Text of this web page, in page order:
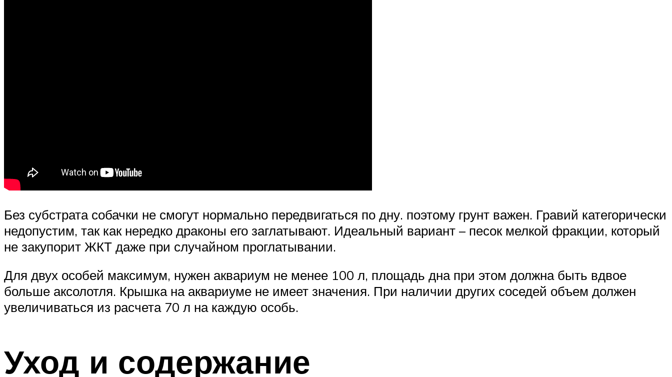
Без субстрата собачки не смогут нормально передвигаться по дну. поэтому грунт важен. Гравий категорически
недопустим, так как нередко драконы его заглатывают. Идеальный вариант – песок мелкой фракции, который
не закупорит ЖКТ даже при случайном проглатывании.
Для двух особей максимум, нужен аквариум не менее 100 л, площадь дна при этом должна быть вдвое
больше аксолотля. Крышка на аквариуме не имеет значения. При наличии других соседей объем должен
увеличиваться из расчета 70 л на каждую особь.
Уход и содержание